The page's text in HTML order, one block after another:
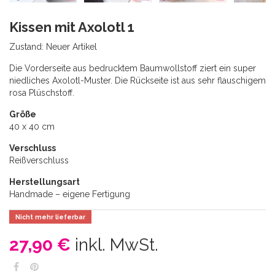
Kissen mit Axolotl 1
Zustand: Neuer Artikel
Die Vorderseite aus bedrucktem Baumwollstoff ziert ein super
niedliches Axolotl-Muster. Die Rückseite ist aus sehr flauschigem
rosa Plüschstoff.
Größe
40 x 40 cm
Verschluss
Reißverschluss
Herstellungsart
Handmade – eigene Fertigung
Nicht mehr lieferbar
27,90 € inkl. MwSt.